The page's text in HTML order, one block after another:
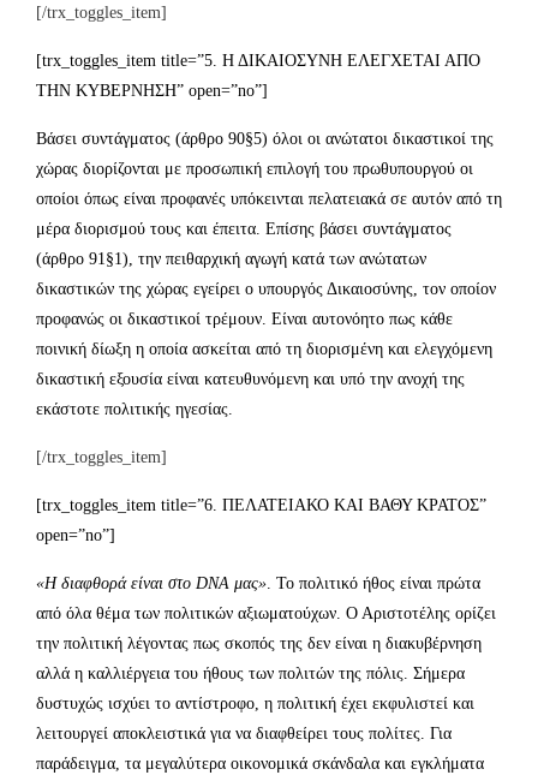
[/trx_toggles_item]
[trx_toggles_item title=”5. Η ΔΙΚΑΙΟΣΥΝΗ ΕΛΕΓΧΕΤΑΙ ΑΠΟ
ΤΗΝ ΚΥΒΕΡΝΗΣΗ” open=”no”]
Βάσει συντάγματος (άρθρο 90§5) όλοι οι ανώτατοι δικαστικοί της
χώρας διορίζονται με προσωπική επιλογή του πρωθυπουργού οι
οποίοι όπως είναι προφανές υπόκεινται πελατειακά σε αυτόν από τη
μέρα διορισμού τους και έπειτα. Επίσης βάσει συντάγματος
(άρθρο 91§1), την πειθαρχική αγωγή κατά των ανώτατων
δικαστικών της χώρας εγείρει ο υπουργός Δικαιοσύνης, τον οποίον
προφανώς οι δικαστικοί τρέμουν. Είναι αυτονόητο πως κάθε
ποινική δίωξη η οποία ασκείται από τη διορισμένη και ελεγχόμενη
δικαστική εξουσία είναι κατευθυνόμενη και υπό την ανοχή της
εκάστοτε πολιτικής ηγεσίας.
[/trx_toggles_item]
[trx_toggles_item title=”6. ΠΕΛΑΤΕΙΑΚΟ ΚΑΙ ΒΑΘΥ ΚΡΑΤΟΣ”
open=”no”]
«Η διαφθορά είναι στο DNA μας» . Το πολιτικό ήθος είναι πρώτα
από όλα θέμα των πολιτικών αξιωματούχων. Ο Αριστοτέλης ορίζει
την πολιτική λέγοντας πως σκοπός της δεν είναι η διακυβέρνηση
αλλά η καλλιέργεια του ήθους των πολιτών της πόλις. Σήμερα
δυστυχώς ισχύει το αντίστροφο, η πολιτική έχει εκφυλιστεί και
λειτουργεί αποκλειστικά για να διαφθείρει τους πολίτες. Για
παράδειγμα, τα μεγαλύτερα οικονομικά σκάνδαλα και εγκλήματα